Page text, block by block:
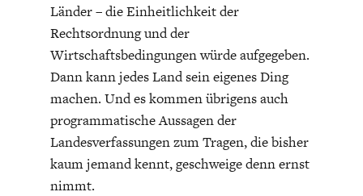
Länder – die Einheitlichkeit der
Rechtsordnung und der
Wirtschaftsbedingungen würde aufgegeben.
Dann kann jedes Land sein eigenes Ding
machen. Und es kommen übrigens auch
programmatische Aussagen der
Landesverfassungen zum Tragen, die bisher
kaum jemand kennt, geschweige denn ernst
nimmt.